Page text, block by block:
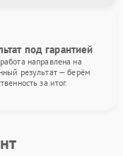
под гарантией
направлена на
результат — берём
за итог.